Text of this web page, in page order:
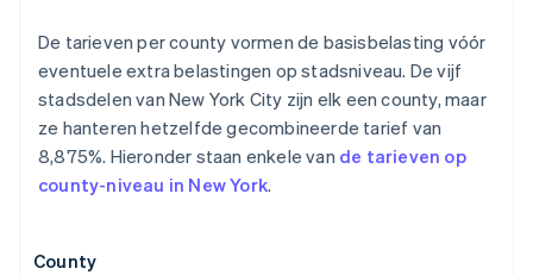
De tarieven per county vormen de basisbelasting vóór
eventuele extra belastingen op stadsniveau. De vijf
stadsdelen van New York City zijn elk een county, maar
ze hanteren hetzelfde gecombineerde tarief van
8,875%. Hieronder staan enkele van de tarieven op
county-niveau in New York.
County